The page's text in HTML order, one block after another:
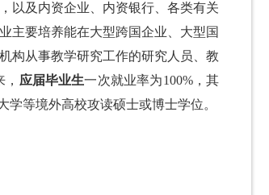
以及内资企业、内资银行、各类有关
主要培养能在大型跨国企业、大型国
构从事教学研究工作的研究人员、教
应届毕业生一次就业率为100%，其
学等境外高校攻读硕士或博士学位。